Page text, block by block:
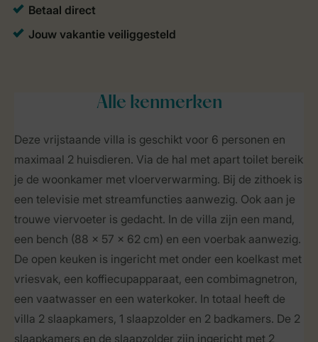
Alle kenmerken
Deze vrijstaande villa is geschikt voor 6 personen en
maximaal 2 huisdieren. Via de hal met apart toilet bereik
je de woonkamer met vloerverwarming. Bij de zithoek is
een televisie met streamfuncties aanwezig. Ook aan je
trouwe viervoeter is gedacht. In de villa zijn een mand,
een bench (88 x 57 x 62 cm) en een voerbak aanwezig.
De open keuken is ingericht met onder een koelkast met
vriesvak, een koffiecupapparaat, een combimagnetron,
een vaatwasser en een waterkoker. In totaal heeft de
villa 2 slaapkamers, 1 slaapzolder en 2 badkamers. De 2
slaapkamers en de slaapzolder zijn ingericht met 2